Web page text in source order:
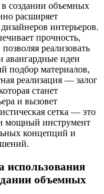
создании объемных
расширяет
интерьеров.
прочность,
реализовать
авангардные идеи
подбор материалов,
реализация — залог
станет
и вызовет
сетка — это
мощный инструмент
концепций и
использования
объемных